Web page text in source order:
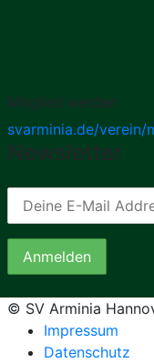
Mitglied werden
svarminia.de/
Newsletter
© SV Arminia
Impressum
Datenschutz